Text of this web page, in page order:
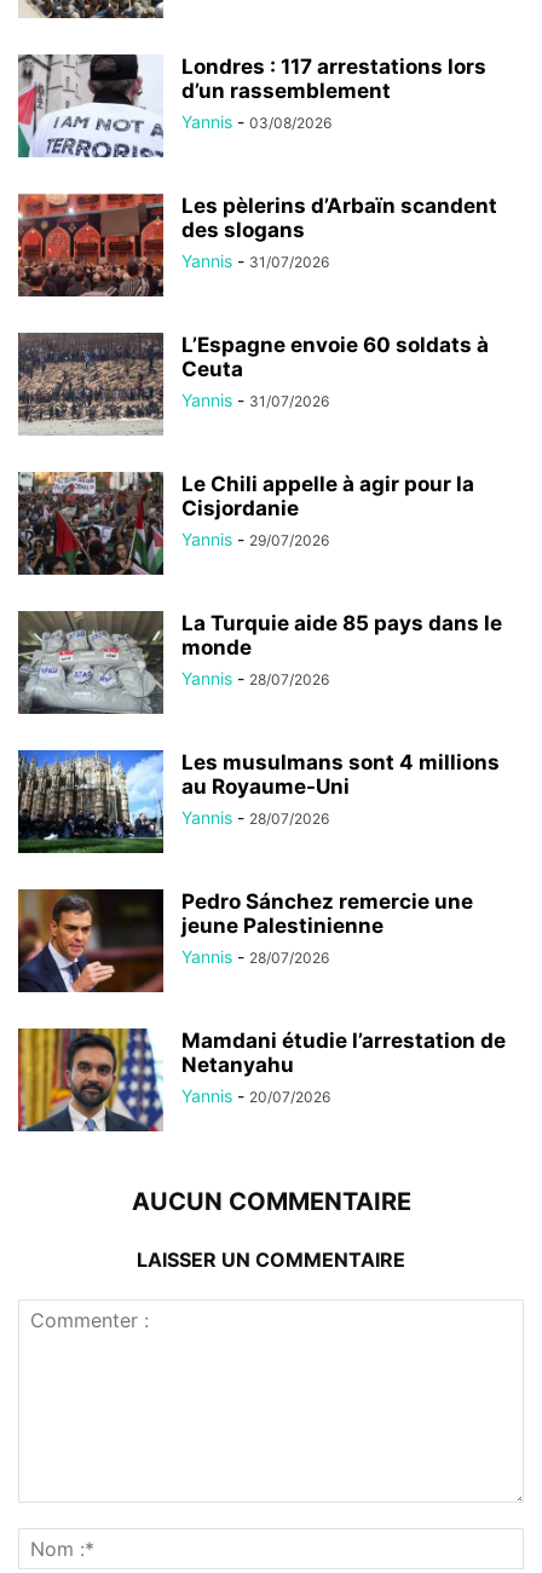
Londres : 117 arrestations lors
d’un rassemblement
Yannis - 03/08/2026
Les pèlerins d’Arbaïn scandent
des slogans
Yannis - 31/07/2026
L’Espagne envoie 60 soldats à
Ceuta
Yannis - 31/07/2026
Le Chili appelle à agir pour la
Cisjordanie
Yannis - 29/07/2026
La Turquie aide 85 pays dans le
monde
Yannis - 28/07/2026
Les musulmans sont 4 millions
au Royaume-Uni
Yannis - 28/07/2026
Pedro Sánchez remercie une
jeune Palestinienne
Yannis - 28/07/2026
Mamdani étudie l’arrestation de
Netanyahu
Yannis - 20/07/2026
AUCUN COMMENTAIRE
LAISSER UN COMMENTAIRE